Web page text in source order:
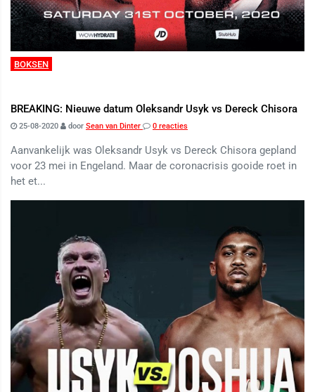
BOKSEN
BREAKING: Nieuwe datum Oleksandr Usyk vs Dereck Chisora
25-08-2020 door Sean van Dinter 0 reacties
Aanvankelijk was Oleksandr Usyk vs Dereck Chisora gepland
voor 23 mei in Engeland. Maar de coronacrisis gooide roet in
het et...